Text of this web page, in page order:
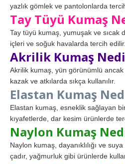
yazlık gömlek ve pantolonlarda
Tay Tüyü Kumaş
Tay tüyü kumaş, yumuşak ve sıcak
içleri ve soğuk havalarda tercih edilir.
Akrilik Kumaş
Akrilik kumaş, yün görünümlü
kazak ve atkılarda sıkça kullanılır.
Elastan Kumaş
Elastan kumaş, esneklik sağlayan
kıyafetlerde, dar kesim ürünlerde
Naylon Kumaş
Naylon kumaş, dayanıklılığı ve
çadır, yağmurluk gibi ürünlerde